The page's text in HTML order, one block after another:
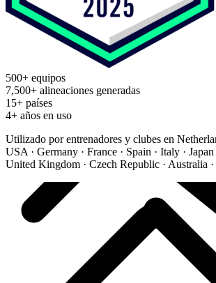
500+ equipos
7,500+ alineaciones generadas
15+ países
4+ años en uso
Utilizado por entrenadores y clubes en
USA · Germany · France · Spain · Italy ·
United Kingdom · Czech Republic · Australia